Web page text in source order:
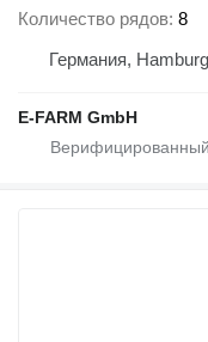
Количество рядов 8
Германия, Hamburg
E-FARM GmbH